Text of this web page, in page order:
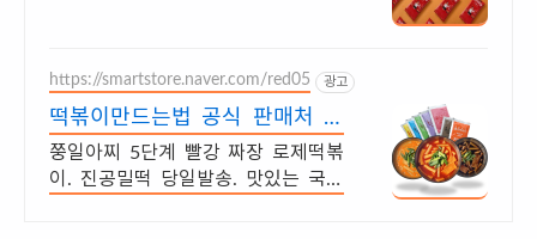
https://smartstore.naver.com/red05 광고
떡볶이만드는법 공식 판매처 맵
기 1~5단계 떡볶이.
쭝일아찌 5단계 빨강 짜장 로제떡볶
이. 진공밀떡 당일발송. 맛있는 국물